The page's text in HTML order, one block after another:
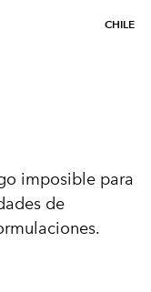
CHILE
imposible para
de